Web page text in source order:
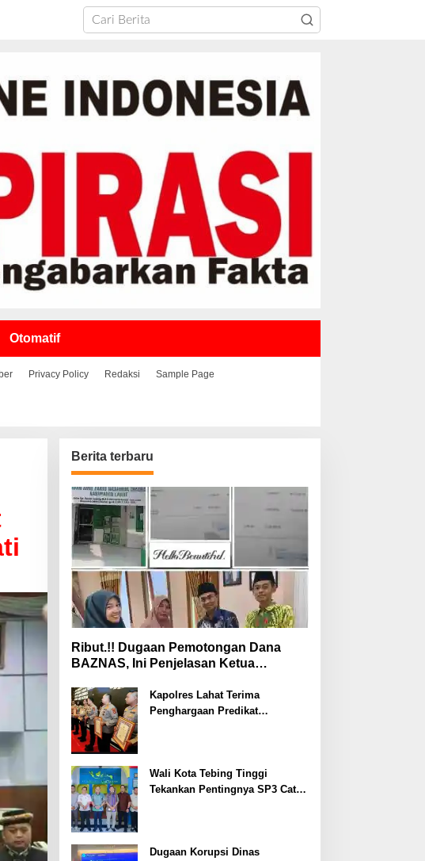
Otomatif
Privacy Policy Redaksi Sample Page
Berita terbaru
Ribut.!! Dugaan Pemotongan Dana
BAZNAS, Ini Penjelasan Ketua
Kapolres Lahat Terima
Penghargaan Predikat
Wali Kota Tebing Tinggi
Tekankan Pentingnya SP3 Catin
Dugaan Korupsi Dinas